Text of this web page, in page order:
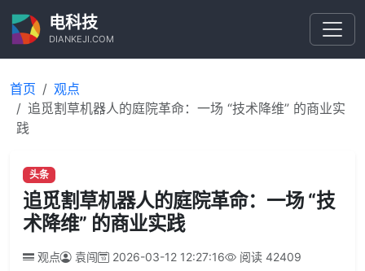
电科技
DIANKEJI.COM
首页
观点
追觅割草机器人的庭院革命：一场 “技术降维” 的商业实
践
头条
追觅割草机器人的庭院革命：一场 “技
术降维” 的商业实践
观点 袁闯 2026-03-12 12:27:16 阅读 42409